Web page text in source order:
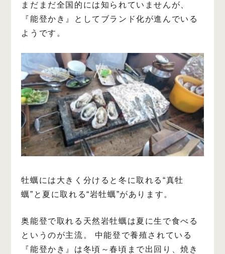
まだまだ全国的には知られていませんが、
『能登かき』としてブランド化が進んでいる
ようです。
牡蠣には大きく分けると冬に取れる“真牡
蠣”と夏に取れる“岩牡蠣”があります。
奥能登で取れる天然岩牡蠣は夏に生で食べる
というのが主流。
中能登で養殖されている
『能登かき』は冬頃～春頃まで出回り、焼き